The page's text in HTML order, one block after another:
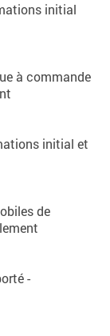
initial
à commande
initial et
de
-